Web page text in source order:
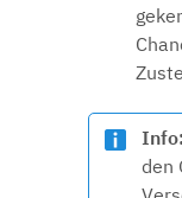
Info:
den